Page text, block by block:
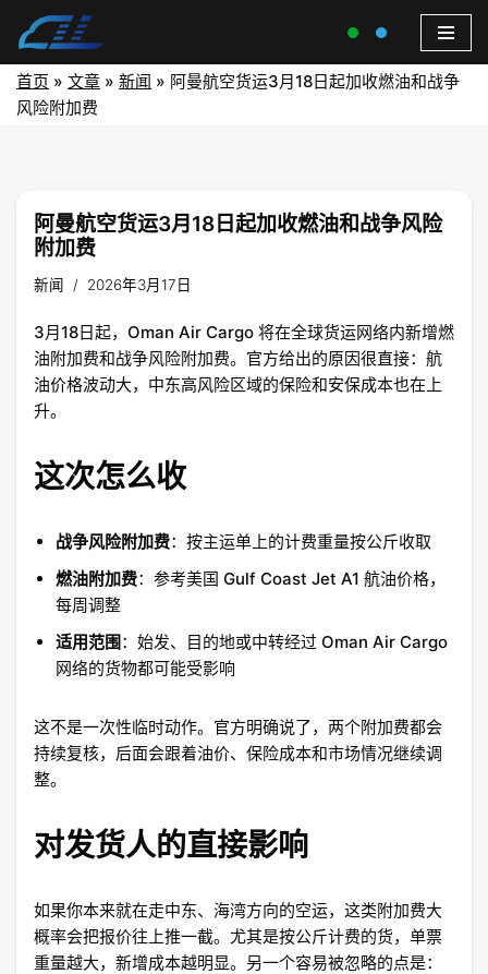
首页 » 文章 » 新闻 » 阿曼航空货运3月18日起加收燃油和战争
风险附加费
阿曼航空货运3月18日起加收燃油和战争风险
附加费
新闻 2026年3月17日
3月18日起，Oman Air Cargo 将在全球货运网络内新增燃
油附加费和战争风险附加费。官方给出的原因很直接：航
油价格波动大，中东高风险区域的保险和安保成本也在上
升。
这次怎么收
战争风险附加费：按主运单上的计费重量按公斤收取
燃油附加费：参考美国 Gulf Coast Jet A1 航油价格，
每周调整
适用范围：始发、目的地或中转经过 Oman Air Cargo
网络的货物都可能受影响
这不是一次性临时动作。官方明确说了，两个附加费都会
持续复核，后面会跟着油价、保险成本和市场情况继续调
整。
对发货人的直接影响
如果你本来就在走中东、海湾方向的空运，这类附加费大
概率会把报价往上推一截。尤其是按公斤计费的货，单票
重量越大，新增成本越明显。另一个容易被忽略的点是：